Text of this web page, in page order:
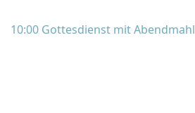
10:00 Gottesdienst mit Abendmahl